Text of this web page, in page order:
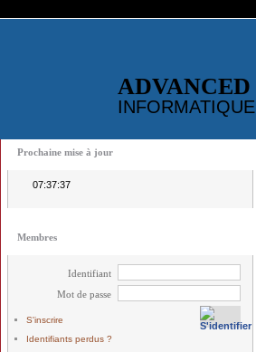
ADVANCED
INFORMATIQUE
Prochaine mise à jour
07:37:37
Membres
Identifiant
Mot de passe
S'inscrire
Identifiants perdus ?